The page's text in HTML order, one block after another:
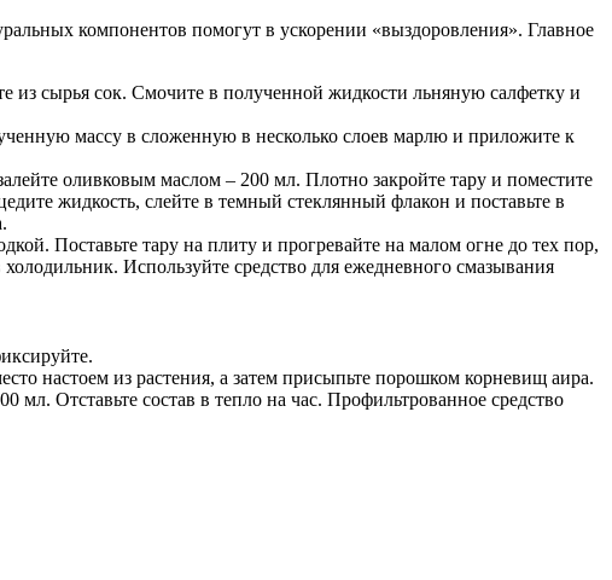
компонентов помогут в ускорении «выздоровления». Главное
из сырья сок. Смочите в полученной жидкости льняную салфетку и
массу в сложенную в несколько слоев марлю и приложите к
оливковым маслом – 200 мл. Плотно закройте тару и поместите
жидкость, слейте в темный стеклянный флакон и поставьте в
Поставьте тару на плиту и прогревайте на малом огне до тех пор,
Используйте средство для ежедневного смазывания
настоем из растения, а затем присыпьте порошком корневищ аира.
Отставьте состав в тепло на час. Профильтрованное средство